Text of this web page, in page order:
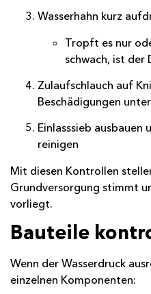
Wasserhahn kurz
Tropft es nur
schwach, ist der
Zulaufschlauch auf
Beschädigungen
Einlasssieb ausbauen
reinigen
Mit diesen Kontrollen
Grundversorgung stimmt
vorliegt.
Bauteile
Wenn der Wasser­druck
einzelnen Komponenten: